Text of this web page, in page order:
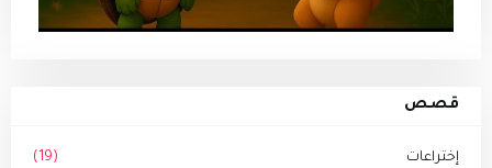
قصص
إختراعات (19)